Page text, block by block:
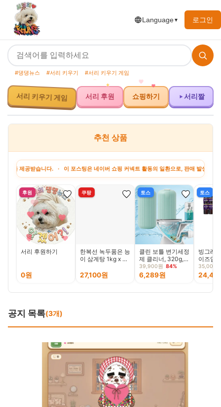
Language▼ 로그인
#댕댕뉴스 #서리 키우기 #서리 키우기 게임
서리 키우기 게임 서리 후원 쇼핑하기 서리짤
추천 상품
제공받습니다. · 이 포스팅은 네이버 쇼핑 커넥트 활동의 일환으로, 판매 발생 시 수
후원
서리 후원하기
0원
쿠팡
한복선 녹두품은 능
이 삼계탕 1kg x 4
마늘, 여름철 대표
보양식)
27,100원
토스
클린 보틀 변기세정
제 클리너, 320g, 4
개
39,900원 84%
6,289원
토스
빙그레
이즈업
넛 아메
600ml,
35,000
공지 목록(3개)